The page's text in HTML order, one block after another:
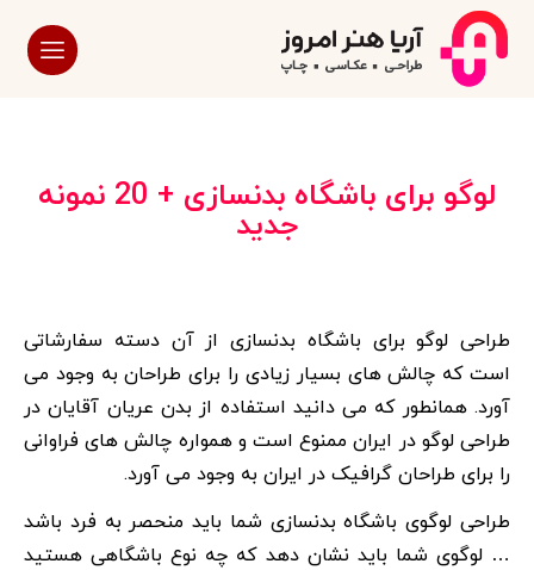
لوگو برای باشگاه بدنسازی + 20 نمونه
جدید
طراحی لوگو برای باشگاه بدنسازی از آن دسته سفارشاتی
است که چالش های بسیار زیادی را برای طراحان به وجود می
آورد. همانطور که می دانید استفاده از بدن عریان آقایان در
طراحی لوگو در ایران ممنوع است و همواره چالش های فراوانی
را برای طراحان گرافیک در ایران به وجود می آورد.
طراحی لوگوی باشگاه بدنسازی شما باید منحصر به فرد باشد
… لوگوی شما باید نشان دهد که چه نوع باشگاهی هستید